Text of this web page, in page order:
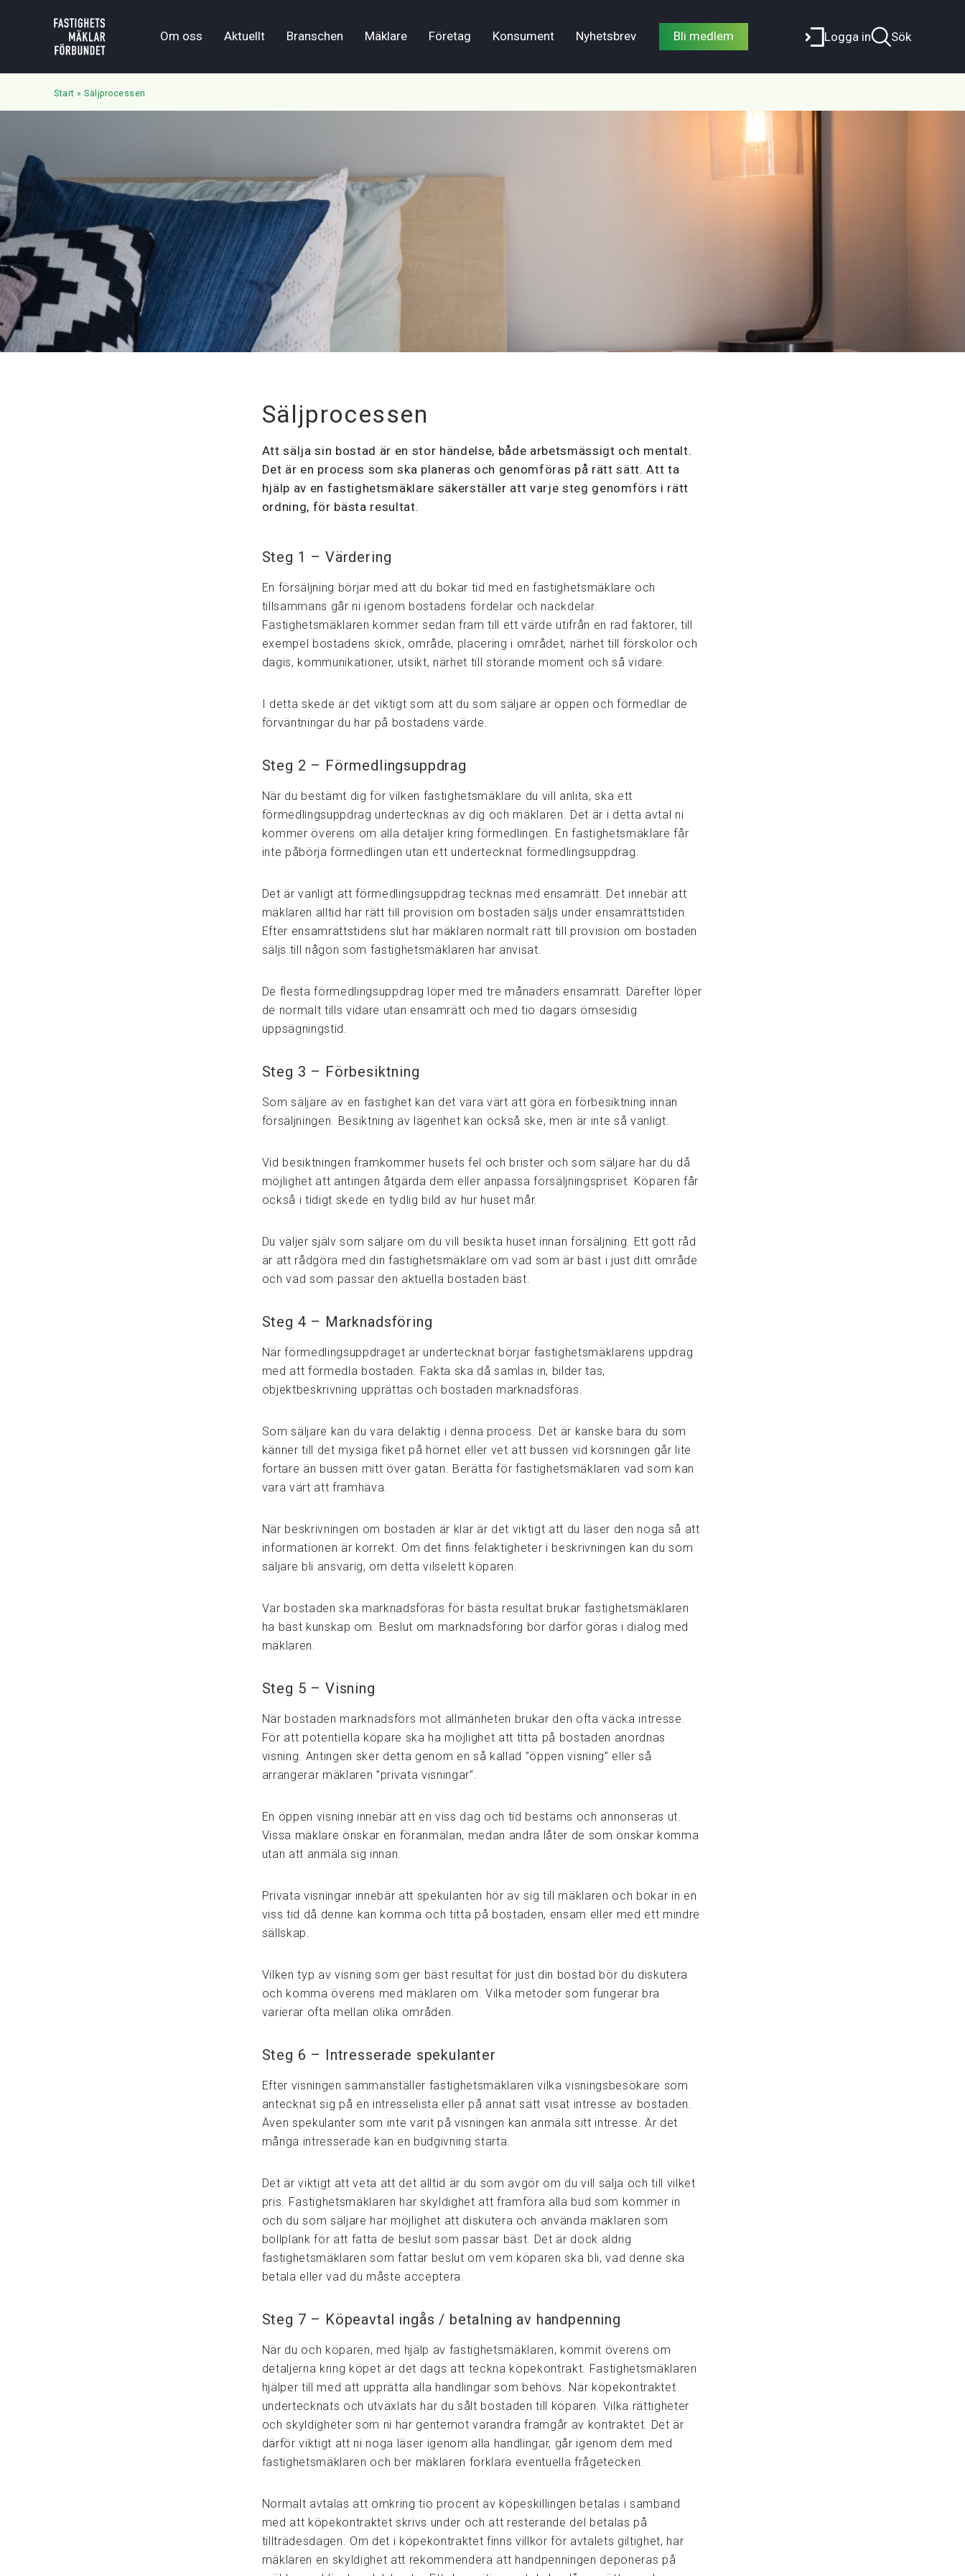
Om oss Aktuellt Branschen Mäklare Företag Konsument Nyhetsbrev Bli medlem Logga in Sök
Start » Säljprocessen
Säljprocessen
Att sälja sin bostad är en stor händelse, både arbetsmässigt och mentalt.
Det är en process som ska planeras och genomföras på rätt sätt. Att ta
hjälp av en fastighetsmäklare säkerställer att varje steg genomförs i rätt
ordning, för bästa resultat.
Steg 1 – Värdering
En försäljning börjar med att du bokar tid med en fastighetsmäklare och
tillsammans går ni igenom bostadens fördelar och nackdelar.
Fastighetsmäklaren kommer sedan fram till ett värde utifrån en rad faktorer, till
exempel bostadens skick, område, placering i området, närhet till förskolor och
dagis, kommunikationer, utsikt, närhet till störande moment och så vidare.
I detta skede är det viktigt som att du som säljare är öppen och förmedlar de
förväntningar du har på bostadens värde.
Steg 2 – Förmedlingsuppdrag
När du bestämt dig för vilken fastighetsmäklare du vill anlita, ska ett
förmedlingsuppdrag undertecknas av dig och mäklaren. Det är i detta avtal ni
kommer överens om alla detaljer kring förmedlingen. En fastighetsmäklare får
inte påbörja förmedlingen utan ett undertecknat förmedlingsuppdrag.
Det är vanligt att förmedlingsuppdrag tecknas med ensamrätt. Det innebär att
mäklaren alltid har rätt till provision om bostaden säljs under ensamrättstiden.
Efter ensamrättstidens slut har mäklaren normalt rätt till provision om bostaden
säljs till någon som fastighetsmäklaren har anvisat.
De flesta förmedlingsuppdrag löper med tre månaders ensamrätt. Därefter löper
de normalt tills vidare utan ensamrätt och med tio dagars ömsesidig
uppsägningstid.
Steg 3 – Förbesiktning
Som säljare av en fastighet kan det vara värt att göra en förbesiktning innan
försäljningen. Besiktning av lägenhet kan också ske, men är inte så vanligt.
Vid besiktningen framkommer husets fel och brister och som säljare har du då
möjlighet att antingen åtgärda dem eller anpassa försäljningspriset. Köparen får
också i tidigt skede en tydlig bild av hur huset mår.
Du väljer själv som säljare om du vill besikta huset innan försäljning. Ett gott råd
är att rådgöra med din fastighetsmäklare om vad som är bäst i just ditt område
och vad som passar den aktuella bostaden bäst.
Steg 4 – Marknadsföring
När förmedlingsuppdraget är undertecknat börjar fastighetsmäklarens uppdrag
med att förmedla bostaden. Fakta ska då samlas in, bilder tas,
objektbeskrivning upprättas och bostaden marknadsföras.
Som säljare kan du vara delaktig i denna process. Det är kanske bara du som
känner till det mysiga fiket på hörnet eller vet att bussen vid korsningen går lite
fortare än bussen mitt över gatan. Berätta för fastighetsmäklaren vad som kan
vara värt att framhäva.
När beskrivningen om bostaden är klar är det viktigt att du läser den noga så att
informationen är korrekt. Om det finns felaktigheter i beskrivningen kan du som
säljare bli ansvarig, om detta vilselett köparen.
Var bostaden ska marknadsföras för bästa resultat brukar fastighetsmäklaren
ha bäst kunskap om. Beslut om marknadsföring bör därför göras i dialog med
mäklaren.
Steg 5 – Visning
När bostaden marknadsförs mot allmänheten brukar den ofta väcka intresse.
För att potentiella köpare ska ha möjlighet att titta på bostaden anordnas
visning. Antingen sker detta genom en så kallad ”öppen visning” eller så
arrangerar mäklaren ”privata visningar”.
En öppen visning innebär att en viss dag och tid bestäms och annonseras ut.
Vissa mäklare önskar en föranmälan, medan andra låter de som önskar komma
utan att anmäla sig innan.
Privata visningar innebär att spekulanten hör av sig till mäklaren och bokar in en
viss tid då denne kan komma och titta på bostaden, ensam eller med ett mindre
sällskap.
Vilken typ av visning som ger bäst resultat för just din bostad bör du diskutera
och komma överens med mäklaren om. Vilka metoder som fungerar bra
varierar ofta mellan olika områden.
Steg 6 – Intresserade spekulanter
Efter visningen sammanställer fastighetsmäklaren vilka visningsbesökare som
antecknat sig på en intresselista eller på annat sätt visat intresse av bostaden.
Även spekulanter som inte varit på visningen kan anmäla sitt intresse. Är det
många intresserade kan en budgivning starta.
Det är viktigt att veta att det alltid är du som avgör om du vill sälja och till vilket
pris. Fastighetsmäklaren har skyldighet att framföra alla bud som kommer in
och du som säljare har möjlighet att diskutera och använda mäklaren som
bollplank för att fatta de beslut som passar bäst. Det är dock aldrig
fastighetsmäklaren som fattar beslut om vem köparen ska bli, vad denne ska
betala eller vad du måste acceptera.
Steg 7 – Köpeavtal ingås / betalning av handpenning
När du och köparen, med hjälp av fastighetsmäklaren, kommit överens om
detaljerna kring köpet är det dags att teckna köpekontrakt. Fastighetsmäklaren
hjälper till med att upprätta alla handlingar som behövs. När köpekontraktet
undertecknats och utväxlats har du sålt bostaden till köparen. Vilka rättigheter
och skyldigheter som ni har gentemot varandra framgår av kontraktet. Det är
därför viktigt att ni noga läser igenom alla handlingar, går igenom dem med
fastighetsmäklaren och ber mäklaren förklara eventuella frågetecken.
Normalt avtalas att omkring tio procent av köpeskillingen betalas i samband
med att köpekontraktet skrivs under och att resterande del betalas på
tillträdesdagen. Om det i köpekontraktet finns villkor för avtalets giltighet, har
mäklaren en skyldighet att rekommendera att handpenningen deponeras på